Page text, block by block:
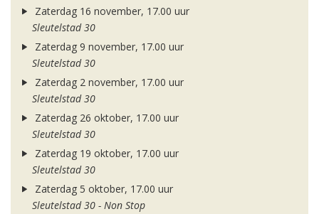
Zaterdag 16 november, 17.00 uur
Sleutelstad 30
Zaterdag 9 november, 17.00 uur
Sleutelstad 30
Zaterdag 2 november, 17.00 uur
Sleutelstad 30
Zaterdag 26 oktober, 17.00 uur
Sleutelstad 30
Zaterdag 19 oktober, 17.00 uur
Sleutelstad 30
Zaterdag 5 oktober, 17.00 uur
Sleutelstad 30 - Non Stop